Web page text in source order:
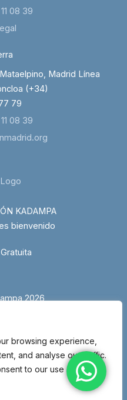
browsing experience,
and analyse our traffic.
to our use of
08 39
Madrid Línea
(+34)
79
08 39
KADAMPA
bienvenido
2026
en el Ministerio de Justicia